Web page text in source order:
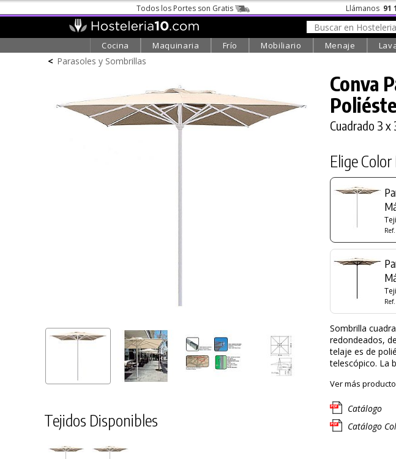
Todos los Portes son Gratis Llámanos 91
Cocina Maquinaria Frío Mobiliario Menaje
< Parasoles y Sombrillas
Tejidos Disponibles
Conva
Cuadrado 3 x
Elige
Sombrilla
redondeados,
telaje es de
telescópico. La
Ver más
Catálogo
Catálogo